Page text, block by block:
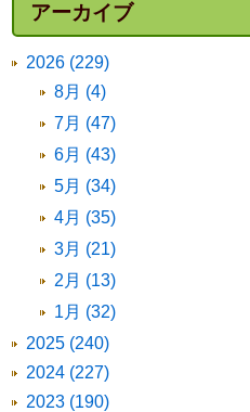
アーカイブ
2026 (229)
8月 (4)
7月 (47)
6月 (43)
5月 (34)
4月 (35)
3月 (21)
2月 (13)
1月 (32)
2025 (240)
2024 (227)
2023 (190)